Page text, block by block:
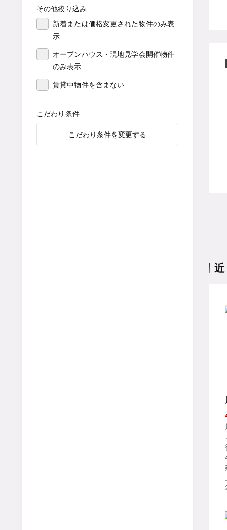
その他絞り込み
新着または価格変更された物件のみ表
示
オープンハウス・現地見学会開催物件
のみ表示
賃貸中物件を含まない
こだわり条件
こだわり条件を変更する